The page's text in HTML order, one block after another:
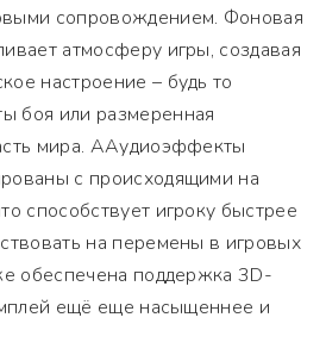
сопровождением. Фоновая
атмосферу игры, создавая
настроение – будь то
боя или размеренная
мира. ААудиоэффекты
с происходящими на
способствует игроку быстрее
на перемены в игровых
обеспечена поддержка 3D-
ещё еще насыщеннее и